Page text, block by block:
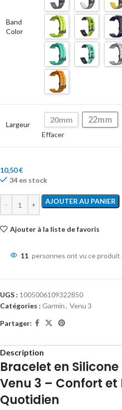
Band
Color
Largeur
20mm 22mm
Effacer
10,50€
34 en stock
AJOUTER AU PANIER
Ajouter à la liste de favoris
11 personnes ont vu ce produit
UGS : 1005006109322850
Catégories : Garmin, Venu 3
Partager:
Description
Bracelet en
Venu 3 – Confort
Quotidien